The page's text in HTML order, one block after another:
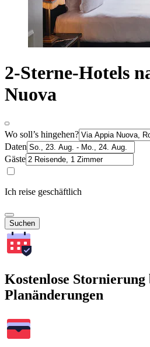
2-Sterne-Hotels
Nuova
Wo soll’s hingehen?
Daten
Gäste
Ich reise geschäftlich
Suchen
Kostenlose Stornierung
Planänderungen